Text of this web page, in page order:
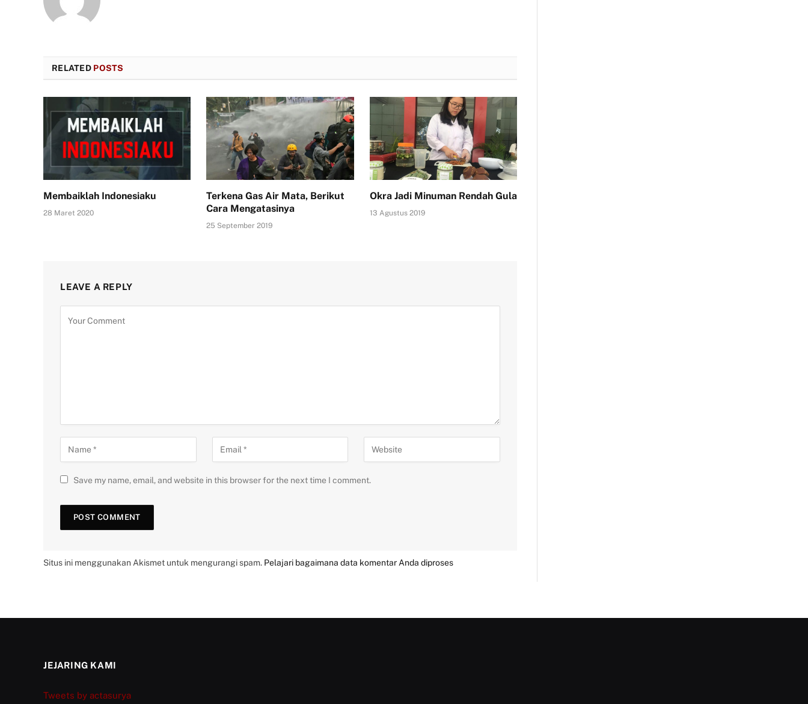
RELATED POSTS
Membaiklah Indonesiaku
28 Maret 2020
Terkena Gas Air Mata, Berikut
Cara Mengatasinya
25 September 2019
Okra Jadi Minuman Rendah Gula
13 Agustus 2019
LEAVE A REPLY
Save my name, email, and website in this browser for the next time I comment.
Situs ini menggunakan Akismet untuk mengurangi spam. Pelajari bagaimana data komentar Anda diproses
JEJARING KAMI
Tweets by actasurya